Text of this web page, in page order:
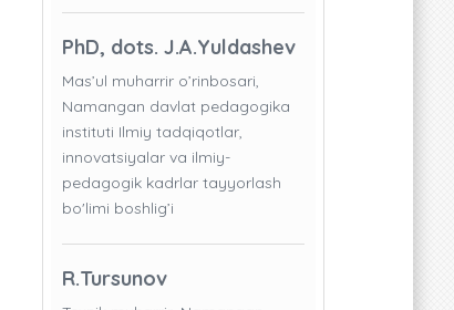
PhD, dots. J.A.Yuldashev
Mas’ul muharrir o’rinbosari,
Namangan davlat pedagogika
instituti Ilmiy tadqiqotlar,
innovatsiyalar va ilmiy-
pedagogik kadrlar tayyorlash
bo'limi boshlig’i
R.Tursunov